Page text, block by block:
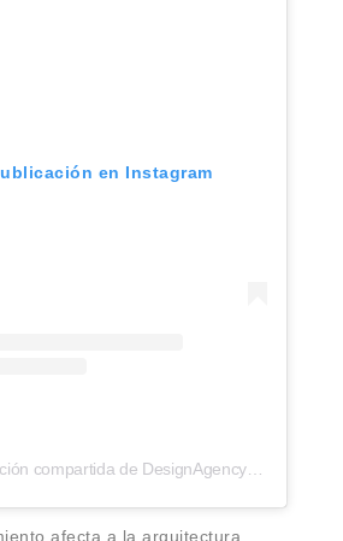
en Instagram
Una publicación compartida de DesignAgency (@designagency.co)
afecta a la arquitectura